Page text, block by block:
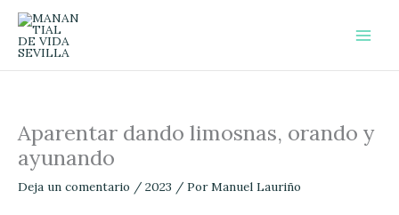
contenido
Aparentar dando limosnas, orando y
ayunando
Deja un comentario / 2023 / PorManuel Lauriño